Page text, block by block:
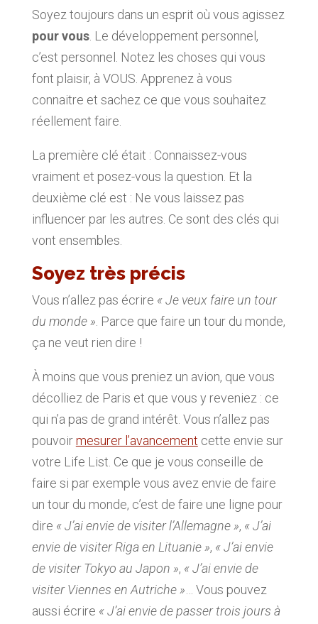
Soyez toujours dans un esprit où vous agissez
pour vous. Le développement personnel,
c’est personnel. Notez les choses qui vous
font plaisir, à VOUS. Apprenez à vous
connaitre et sachez ce que vous souhaitez
réellement faire.
La première clé était : Connaissez-vous
vraiment et posez-vous la question. Et la
deuxième clé est : Ne vous laissez pas
influencer par les autres. Ce sont des clés qui
vont ensembles.
Soyez très précis
Vous n’allez pas écrire « Je veux faire un tour
du monde ». Parce que faire un tour du monde,
ça ne veut rien dire !
À moins que vous preniez un avion, que vous
décolliez de Paris et que vous y reveniez : ce
qui n’a pas de grand intérêt. Vous n’allez pas
pouvoirmesurer l’avancement cette envie sur
votre Life List. Ce que je vous conseille de
faire si par exemple vous avez envie de faire
un tour du monde, c’est de faire une ligne pour
dire « J’ai envie de visiter l’Allemagne », « J’ai
envie de visiter Riga en Lituanie », « J’ai envie
de visiter Tokyo au Japon », « J’ai envie de
visiter Viennes en Autriche »… Vous pouvez
aussi écrire « J’ai envie de passer trois jours à